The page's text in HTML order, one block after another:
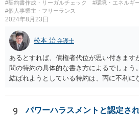
#契約書作成・リーガルチェック
#環境・エネルギ
#個人事業主・フリーランス
2024年8月23日
松本 治 弁護士
あるとすれば、債権者代位が思い付きます
間の特約の具体的な書き方によるでしょう
結ばれようとしている特約は、丙に不利に
9
パワーハラスメントと認定さ